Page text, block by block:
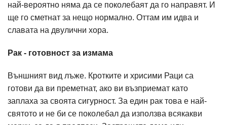
най-вероятно няма да се поколебаят да го направят. И
ще го сметнат за нещо нормално. Оттам им идва и
славата на двулични хора.
Рак - готовност за измама
Външният вид лъже. Кротките и хрисими Раци са
готови да ви преметнат, ако ви възприемат като
заплаха за своята сигурност. За един рак това е най-
святото и не би се поколебал да използва всякакви